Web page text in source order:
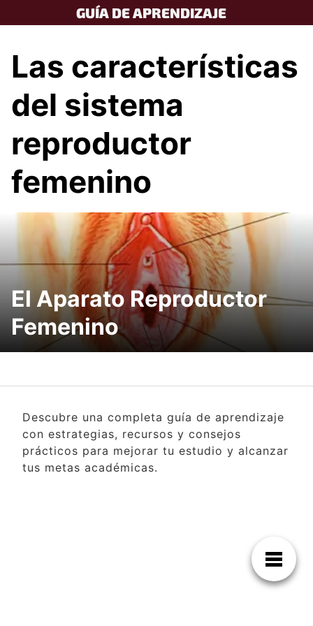
to
GUÍA DE APRENDIZAJE
Las características
del sistema
reproductor
femenino
El Aparato Reproductor
Femenino
Descubre una completa guía de aprendizaje
con estrategias, recursos y consejos
prácticos para mejorar tu estudio y alcanzar
tus metas académicas.